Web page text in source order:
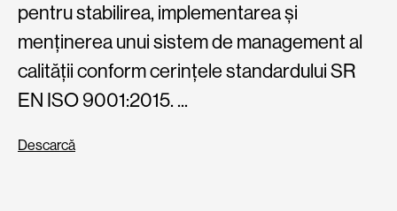
pentru stabilirea, implementarea și
menținerea unui sistem de management al
calității conform cerințele standardului SR
EN ISO 9001:2015. ...
Descarcă